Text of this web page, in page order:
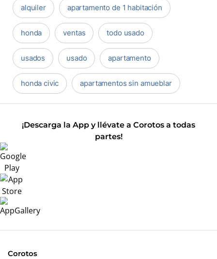
alquiler apartamento de 1 habitación
honda ventas todo usado
usados usado apartamento
honda civic apartamentos sin amueblar
¡Descarga la App y llévate a Corotos a todas
partes!
Corotos